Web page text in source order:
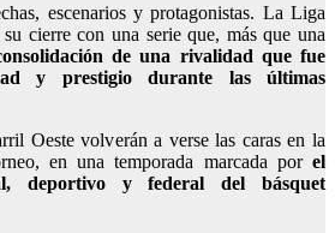
escenarios y protagonistas. La Liga
cierre con una serie que, más que una
de una rivalidad que fue
y prestigio durante las últimas
Oeste volverán a verse las caras en la
en una temporada marcada por el
deportivo y federal del básquet